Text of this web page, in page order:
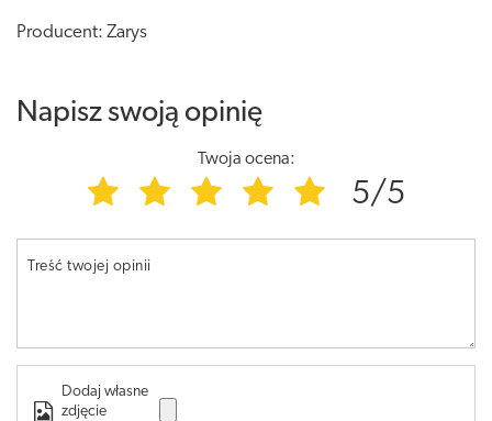
Producent: Zarys
Napisz swoją opinię
Twoja ocena:
5/5
Treść twojej opinii
Dodaj własne
zdjęcie